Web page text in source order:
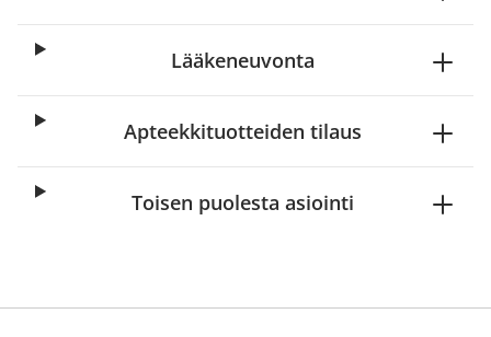
Lääkeneuvonta
Apteekkituotteiden tilaus
Toisen puolesta asiointi